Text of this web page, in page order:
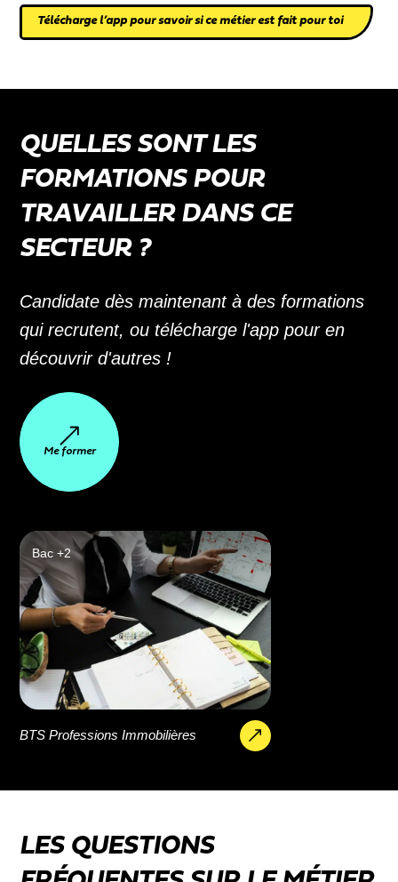
Télécharge l’app pour savoir si ce métier est fait pour toi
QUELLES SONT LES
FORMATIONS POUR
TRAVAILLER DANS CE
SECTEUR ?
Candidate dès maintenant à des formations
qui recrutent, ou télécharge l'app pour en
découvrir d'autres !
Me former
Bac +2
BTS Professions Immobilières
LES QUESTIONS